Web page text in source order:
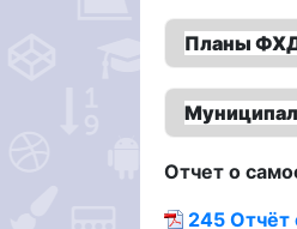
Планы
Отчет о
245 Отчёт